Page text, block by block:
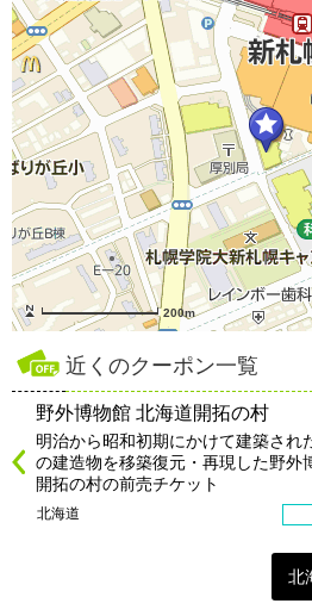
200m
近くのクーポン一覧
野外博物館 北海道開拓の村
明治から昭和初期にかけて建築され
の建造物を移築復元・再現した野外
開拓の村の前売チケット
北海道
北